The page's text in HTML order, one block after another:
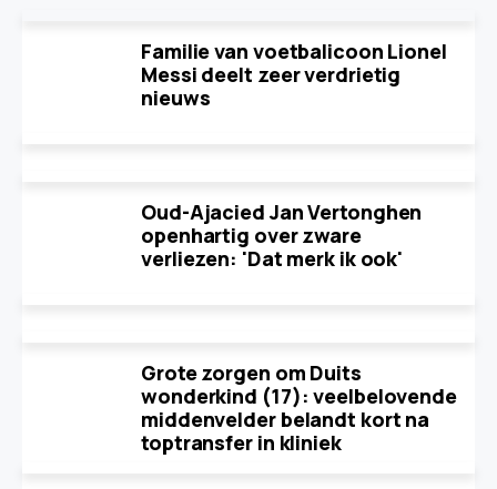
Familie van voetbalicoon Lionel
Messi deelt zeer verdrietig
nieuws
Oud-Ajacied Jan Vertonghen
openhartig over zware
verliezen: 'Dat merk ik ook'
Grote zorgen om Duits
wonderkind (17): veelbelovende
middenvelder belandt kort na
toptransfer in kliniek